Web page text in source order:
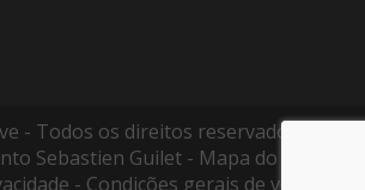
- Todos os direitos reservados -
Sebastien Guilet - Mapa do site
- Condições gerais de vendas